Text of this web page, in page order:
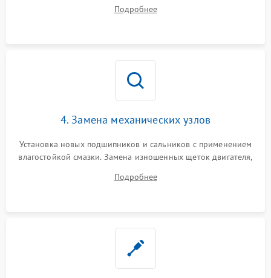
Восстановление целостности проводки и контактов.
Подробнее
4. Замена механических узлов
Установка новых подшипников и сальников с применением
влагостойкой смазки. Замена изношенных щеток двигателя,
или поврежденной резиновой манжеты.
Подробнее